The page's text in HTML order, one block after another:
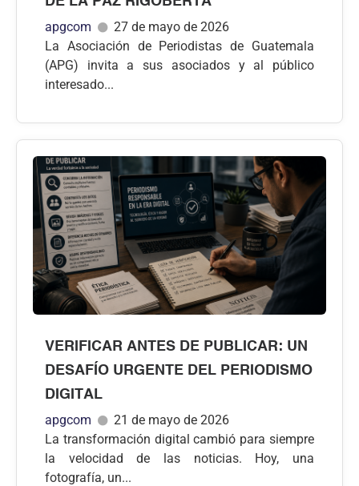
apgcom
27 de mayo de 2026
La Asociación de Periodistas de Guatemala
(APG) invita a sus asociados y al público
interesado...
VERIFICAR ANTES DE PUBLICAR: UN
DESAFÍO URGENTE DEL PERIODISMO
DIGITAL
apgcom
21 de mayo de 2026
La transformación digital cambió para siempre
la velocidad de las noticias. Hoy, una
fotografía, un...